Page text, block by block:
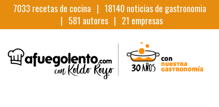
7033 recetas de cocina | 18140 noticias de gastronomia
| 581 autores | 21 empresas